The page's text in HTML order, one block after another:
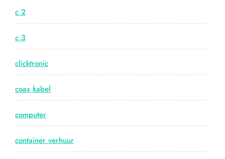
c 2
c 3
clicktronic
coax kabel
computer
container verhuur